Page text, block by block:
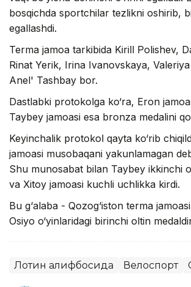
bosqichda sportchilar tezlikni oshirib,
egallashdi.
Terma jamoa tarkibida Kirill Polishev,
Rinat Yerik, Irina Ivanovskaya,
Anel' Tashbay bor.
Dastlabki protokolga ko‘ra, Eron
Taybey jamoasi esa bronza medalini
Keyinchalik protokol qayta ko‘rib
jamoasi musobaqani yakunlamagan
Shu munosabat bilan Taybey ikkinchi
va Xitoy jamoasi kuchli uchlikka kirdi.
Bu g‘alaba - Qozog‘iston terma
Osiyo o‘yinlaridagi birinchi oltin
Лотин алифбосида Велоспорт